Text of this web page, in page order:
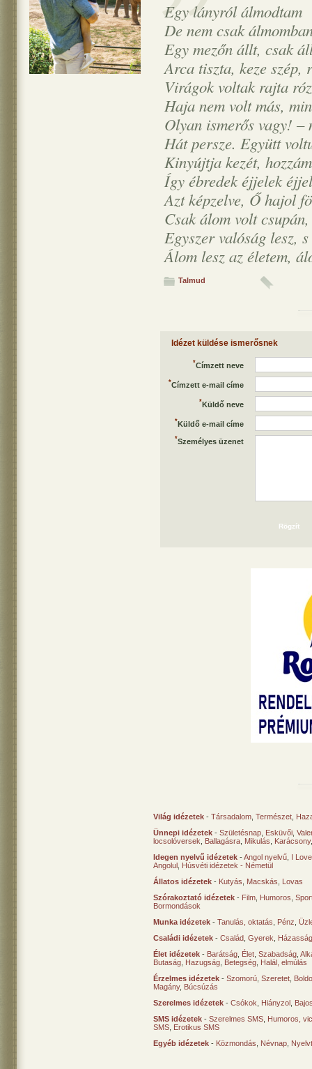
Egy lányról álmodtam
De nem csak
Egy mezőn állt, csak
Arca tiszta, keze
Virágok voltak rajta
Haja nem volt más,
Olyan ismerős vagy! –
Hát persze. Együtt
Kinyújtja kezét,
Így ébredek éjjelek
Azt képzelve, Ő hajol
Csak álom volt
Egyszer valóság lesz, s
Álom lesz az életem,
Talmud
Idézet küldése ismerősnek
*Címzett neve
*Címzett e-mail címe
*Küldő neve
*Küldő e-mail címe
*Személyes üzenet
Rögzít
Világ idézetek - Társadalom Természet
Ünnepi idézetek - Születésnap Esküvői
locsolóversek
Ballagásra Mikulás Karácsony
Idegen nyelvű idézetek -Angol nyelvű I
Angolul Húsvéti idézetek - Németül
Állatos idézetek - Kutyás Macskás
Lovas
Szórakoztató idézetek - Film Humoros
Bormondások
Munka idézetek - Tanulás, oktatás Pénz
Családi idézetek - Család Gyerek
Élet idézetek - Barátság Élet Szabadság
Butaság Hazugság Betegség Halál, elmúlás
Érzelmes idézetek - Szomorú Szeretet
Magány, Búcsúzás
Szerelmes idézetek - Csókok Hiányzol
SMS idézetek - Szerelmes SMS Humoros,
SMS Erotikus SMS
Egyéb idézetek - Közmondás Névnap